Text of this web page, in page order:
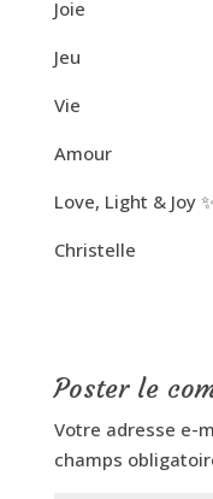
Joie
Jeu
Vie
Amour
Love, Light & Joy
Christelle
Poster le
Votre adresse e-
champs